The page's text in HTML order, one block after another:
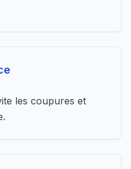
les coupures et